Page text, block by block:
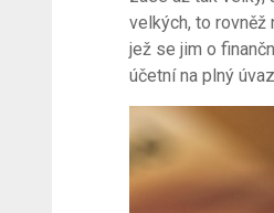
velkých, to rovněž
jež se jim o
účetní na plný